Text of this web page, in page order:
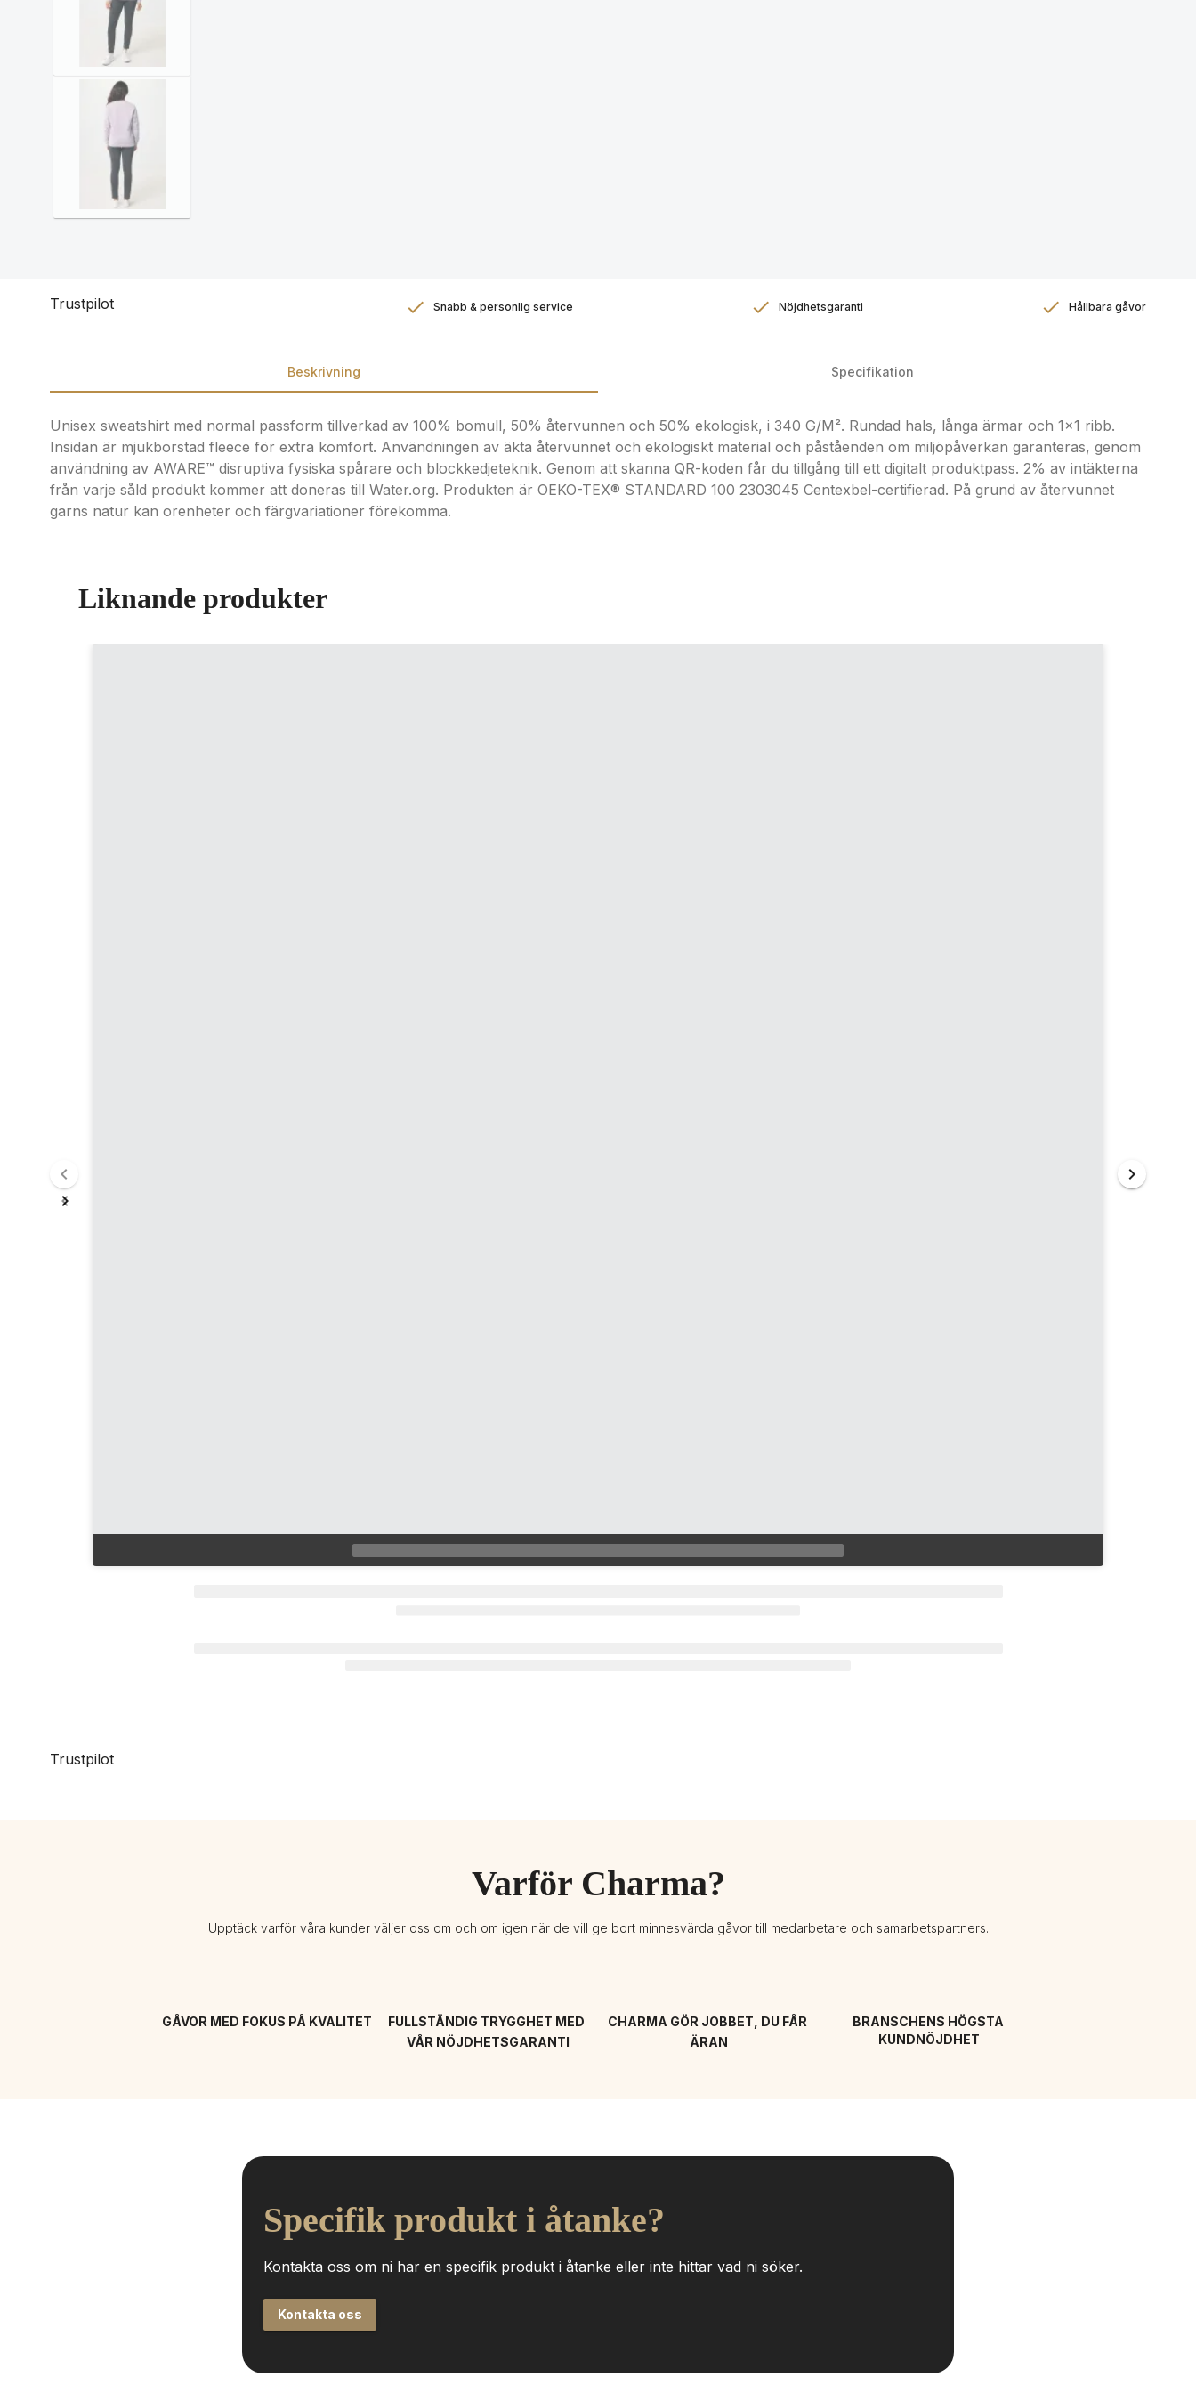
Trustpilot Snabb & personlig service Nöjdhetsgaranti Hållbara gåvor
Beskrivning Specifikation
Unisex sweatshirt med normal passform tillverkad av 100% bomull, 50% återvunnen och 50% ekologisk, i 340 G/M². Rundad hals, långa ärmar och 1x1 ribb.
Insidan är mjukborstad fleece för extra komfort. Användningen av äkta återvunnet och ekologiskt material och påståenden om miljöpåverkan garanteras, genom
användning av AWARE™ disruptiva fysiska spårare och blockkedjeteknik. Genom att skanna QR-koden får du tillgång till ett digitalt produktpass. 2% av intäkterna
från varje såld produkt kommer att doneras till Water.org. Produkten är OEKO-TEX® STANDARD 100 2303045 Centexbel-certifierad. På grund av återvunnet
garns natur kan orenheter och färgvariationer förekomma.
Liknande produkter
Trustpilot
Varför Charma?
Upptäck varför våra kunder väljer oss om och om igen när de vill ge bort minnesvärda gåvor till medarbetare och samarbetspartners.
GÅVOR MED FOKUS PÅ KVALITET
FULLSTÄNDIG TRYGGHET MED
VÅR NÖJDHETSGARANTI
CHARMA GÖR JOBBET, DU FÅR
ÄRAN
BRANSCHENS HÖGSTA
KUNDNÖJDHET
Specifik produkt i åtanke?
Kontakta oss om ni har en specifik produkt i åtanke eller inte hittar vad ni söker.
Kontakta oss